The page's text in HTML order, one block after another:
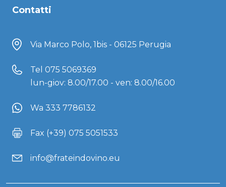
Contatti
Via Marco Polo, 1bis - 06125 Perugia
Tel 075 5069369
lun-giov: 8.00/17.00 - ven: 8.00/16.00
Wa 333 7786132
Fax (+39) 075 5051533
info@frateindovino.eu